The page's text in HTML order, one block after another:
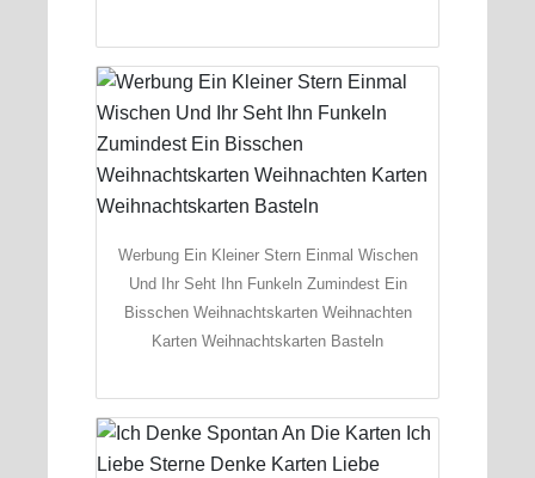
Werbung Ein Kleiner Stern Einmal Wischen
Und Ihr Seht Ihn Funkeln Zumindest Ein
Bisschen Weihnachtskarten Weihnachten
Karten Weihnachtskarten Basteln